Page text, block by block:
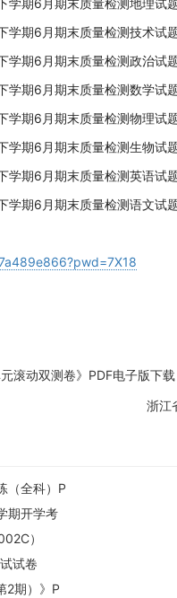
学期6月期末质量检测地理试
学期6月期末质量检测技术试
学期6月期末质量检测政治试
学期6月期末质量检测数学试
学期6月期末质量检测物理试
学期6月期末质量检测生物试
期6月期末质量检测英语试
学期6月期末质量检测语文试
滚动双测卷》PDF电子版下载
浙江
（全科）P
期开学考
）
试卷
2期）》P